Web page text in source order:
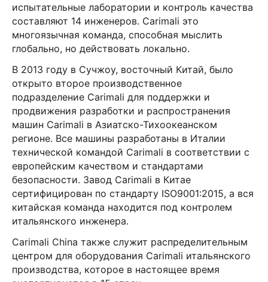
испытательные лаборатории и контроль качества
составляют 14 инженеров. Carimali это
многоязычная команда, способная мыслить
глобально, но действовать локально.
В 2013 году в Сучжоу, восточный Китай, было
открыто второе производственное
подразделение Carimali для поддержки и
продвижения разработки и распространения
машин Carimali в Азиатско-Тихоокеанском
регионе. Все машины разработаны в Италии
технической командой Carimali в соответствии с
европейским качеством и стандартами
безопасности. Завод Carimali в Китае
сертифицирован по стандарту ISO9001:2015, а вся
китайская команда находится под контролем
итальянского инженера.
Carimali China также служит распределительным
центром для оборудования Carimali итальянского
производства, которое в настоящее время